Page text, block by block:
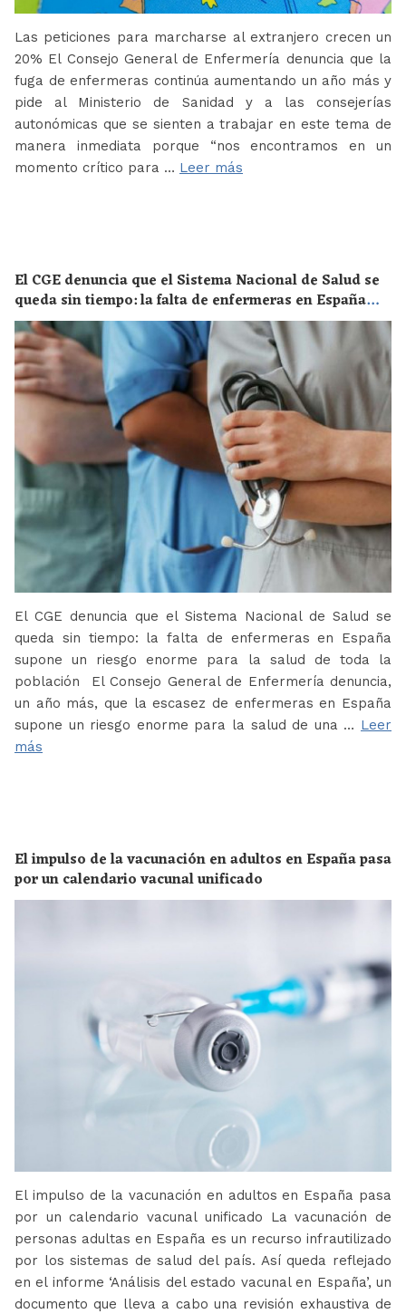
Las peticiones para marcharse al extranjero crecen un
20% El Consejo General de Enfermería denuncia que la
fuga de enfermeras continúa aumentando un año más y
pide al Ministerio de Sanidad y a las consejerías
autonómicas que se sienten a trabajar en este tema de
manera inmediata porque “nos encontramos en un
momento crítico para … Leer más
El CGE denuncia que el Sistema Nacional de Salud se
queda sin tiempo: la falta de enfermeras en España
supone un riesgo enorme para la salud de toda la
población
El CGE denuncia que el Sistema Nacional de Salud se
queda sin tiempo: la falta de enfermeras en España
supone un riesgo enorme para la salud de toda la
población El Consejo General de Enfermería denuncia,
un año más, que la escasez de enfermeras en España
supone un riesgo enorme para la salud de una … Leer
más
El impulso de la vacunación en adultos en España pasa
por un calendario vacunal unificado
El impulso de la vacunación en adultos en España pasa
por un calendario vacunal unificado La vacunación de
personas adultas en España es un recurso infrautilizado
por los sistemas de salud del país. Así queda reflejado
en el informe ‘Análisis del estado vacunal en España’, un
documento que lleva a cabo una revisión exhaustiva de